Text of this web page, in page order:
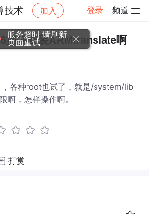
技术 加入 登录 频道
缘计算技术 帖子详情
如何安装ARMtranslate啊
，各种root也试了，就是/system/lib
啊，怎样操作啊。
打赏
服务超时,请刷新
页面重试